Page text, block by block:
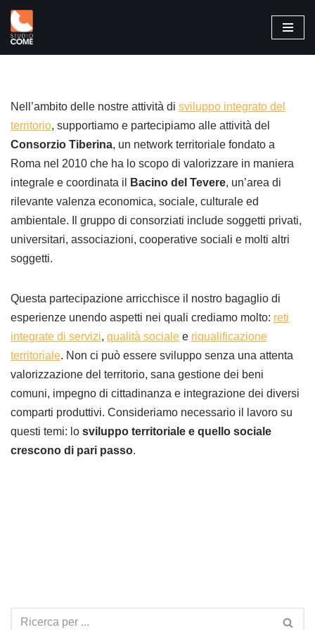
Vai
al
Nell’ambito delle nostre attività di sviluppo integrato del
territorio, supportiamo e partecipiamo alle attività del
Consorzio Tiberina, un network territoriale fondato a
Roma nel 2010 che ha lo scopo di valorizzare in maniera
integrale e coordinata il
Bacino del Tevere, un’area di
rilevante valenza economica, sociale, culturale ed
ambientale. Il gruppo di consorziati include soggetti privati,
universitari, associazioni, cooperative sociali e molti altri
soggetti.
Questa partecipazione arricchisce il nostro bagaglio di
esperienze unendo aspetti nei quali crediamo molto: reti
integrate di servizi, qualità sociale e riqualificazione
territoriale. Non ci può essere sviluppo senza una attenta
valorizzazione del territorio, sana gestione dei beni
comuni, impegno di cittadinanza e integrazione dei diversi
comparti produttivi. Consideriamo necessario il lavoro su
questi temi: lo sviluppo territoriale e quello sociale
crescono di pari passo.